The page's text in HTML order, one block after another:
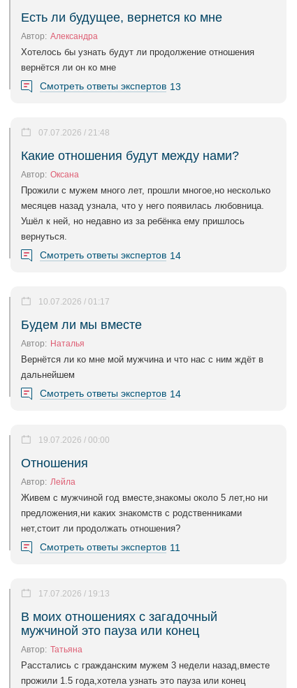
Есть ли будущее, вернется ко мне
Автор: Александра
Хотелось бы узнать будут ли продолжение отношения
вернётся ли он ко мне
Смотреть ответы экспертов 13
Какие отношения будут между нами?
07.07.2026 / 21:48
Автор: Оксана
Прожили с мужем много лет, прошли многое,но несколько
месяцев назад узнала, что у него появилась любовница.
Ушёл к ней, но недавно из за ребёнка ему пришлось
вернуться.
Смотреть ответы экспертов 14
Будем ли мы вместе
10.07.2026 / 01:17
Автор: Наталья
Вернётся ли ко мне мой мужчина и что нас с ним ждёт в
дальнейшем
Смотреть ответы экспертов 14
Отношения
19.07.2026 / 00:00
Автор: Лейла
Живем с мужчиной год вместе,знакомы около 5 лет,но ни
предложения,ни каких знакомств с родственниками
нет,стоит ли продолжать отношения?
Смотреть ответы экспертов 11
В моих отношениях с загадочный
мужчиной это пауза или конец
17.07.2026 / 19:13
Автор: Татьяна
Расстались с гражданским мужем 3 недели назад,вместе
прожили 1.5 года,хотела узнать это пауза или конец